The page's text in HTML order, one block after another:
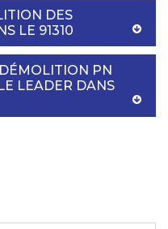
DES
LE 91310
PN
LEADER DANS